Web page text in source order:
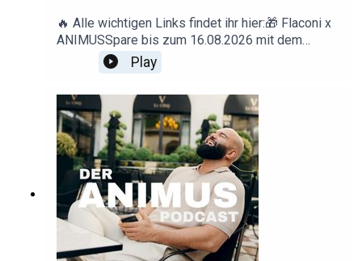
🔥 Alle wichtigen Links findet ihr hier:🎁 Flaconi x
ANIMUSSpare bis zum 16.08.2026 mit dem
Code ANIMUS 15 € ab 89 € Mindestbestellwert.
🇩🇪 Deutschland: www.flaconi.de🇦🇹
Schweiz: www.flaconi.ch* Ausgeschlossene
Marken und Produkte sind auf der jeweiligen
Flaconi-Website
einsehbar.▶️ YouTube: https://www.youtube.com/
@animus_offiziell
📸 Instagram: https://www.instagram.com/animus
📩 Business-
Anfragen: deranimuspodcast@gmail.com
Play